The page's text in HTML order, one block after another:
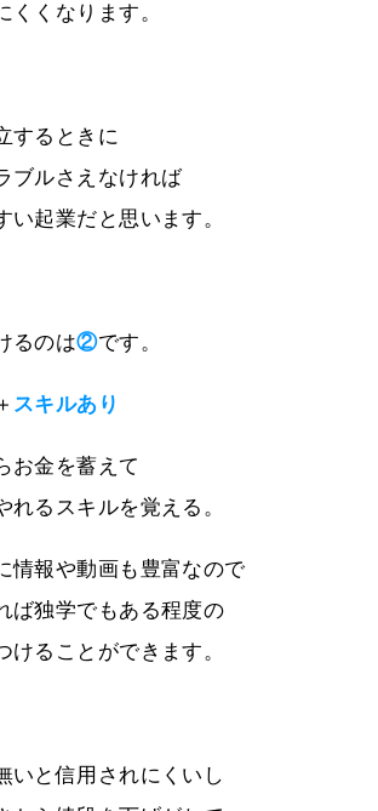
くくなります。
するときに
ブルさえなければ
い起業だと思います。
るのは②です。
スキルあり
お金を蓄えて
れるスキルを覚える。
情報や動画も豊富なので
ば独学でもある程度の
けることができます。
いと信用されにくいし